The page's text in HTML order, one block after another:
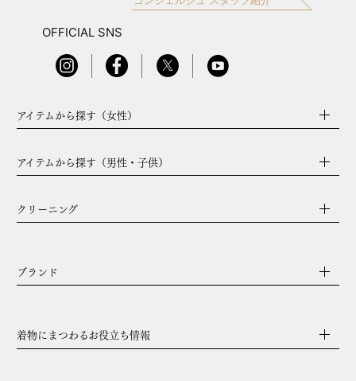
OFFICIAL SNS
アイテムから探す（女性）
アイテムから探す（男性・子供）
クリーニング
ブランド
着物にまつわるお役立ち情報